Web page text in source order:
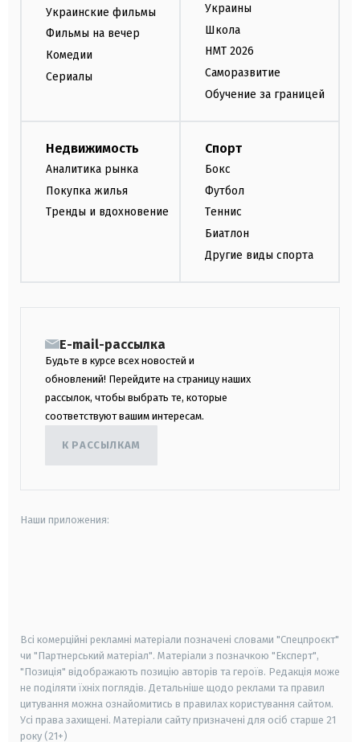
Украинские фильмы
Фильмы на вечер
Комедии
Сериалы
Украины
Школа
НМТ 2026
Саморазвитие
Обучение за границей
Недвижимость
Аналитика рынка
Покупка жилья
Тренды и вдохновение
Спорт
Бокс
Футбол
Теннис
Биатлон
Другие виды спорта
E-mail-рассылка
Будьте в курсе всех новостей и
обновлений! Перейдите на страницу наших
рассылок, чтобы выбрать те, которые
соответствуют вашим интересам.
К РАССЫЛКАМ
Наши приложения:
Всі комерційні рекламні матеріали позначені словами "Спецпроєкт"
чи "Партнерський матеріал". Матеріали з позначкою "Експерт",
"Позиція" відображають позицію авторів та героїв. Редакція може
не поділяти їхніх поглядів. Детальніше щодо реклами та правил
цитування можна ознайомитись в правилах користування сайтом.
Усі права захищені. Матеріали сайту призначені для осіб старше 21
року (21+)